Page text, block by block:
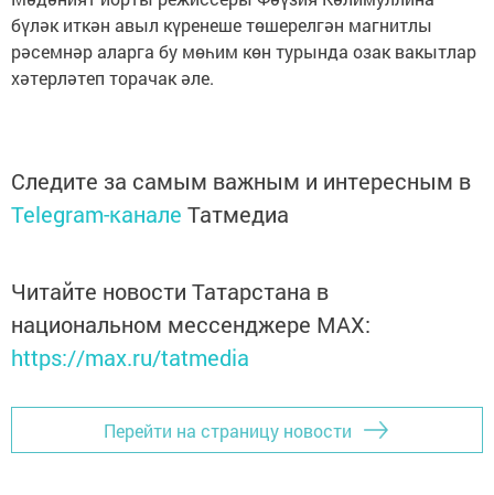
бүләк иткән авыл күренеше төшерелгән магнитлы
рәсемнәр аларга бу мөһим көн турында озак вакытлар
хәтерләтеп торачак әле.
Следите за самым важным и интересным в
Telegram-канале Татмедиа
Читайте новости Татарстана в
национальном мессенджере MАХ:
https://max.ru/tatmedia
Перейти на страницу новости